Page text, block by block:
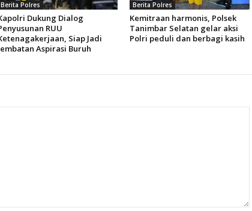
Berita Polres
Dukung Dialog
RUU
Siap Jadi
Aspirasi Buruh
Berita Polres
Kemitraan harmonis, Polsek
Tanimbar Selatan gelar aksi
Polri peduli dan berbagi kasih